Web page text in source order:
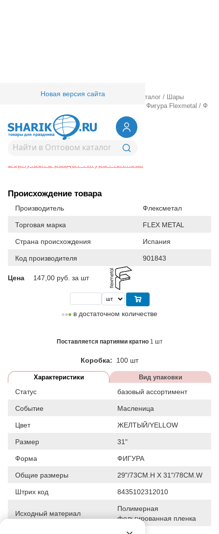
Новая версия сайта
Товары для праздника/ Оптовый каталог /
Шары
Фигура Flexmetal / Ф
1207-4435Ф ФИГУРА Солнце
Вернуться в раздел Фигура Flexmetal
Происхождение товара
Производитель Флексметал
Торговая марка FLEX METAL
Страна происхождения Испания
Код производителя 901843
Цена 147,00 руб. за шт
в достаточном количестве
Поставляется партиями кратно 1 шт
Коробка: 100 шт
Характеристики Вид упаковки
Статус базовый ассортимент
Событие Масленица
Цвет ЖЕЛТЫЙ/YELLOW
Размер 31"
Форма ФИГУРА
Общие размеры 29"/73CM.H X 31"/78CM.W
Штрих код 8435102312010
Исходный материал
Полимерная
фольгированная пленка